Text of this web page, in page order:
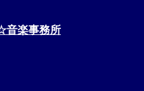
音楽事務所